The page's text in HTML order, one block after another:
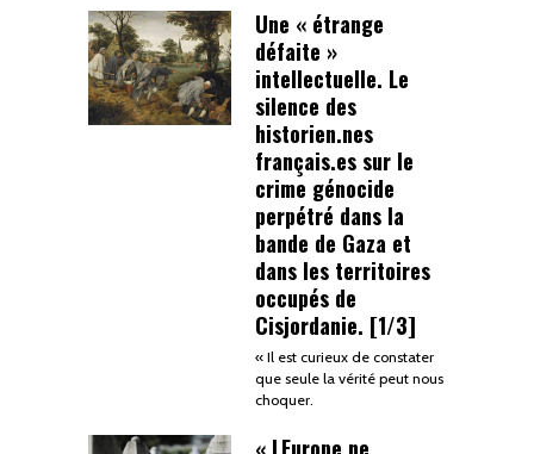
Une « étrange
défaite »
intellectuelle. Le
silence des
historien.nes
français.es sur le
crime génocide
perpétré dans la
bande de Gaza et
dans les territoires
occupés de
Cisjordanie. [1/3]
« Il est curieux de constater
que seule la vérité peut nous
choquer.